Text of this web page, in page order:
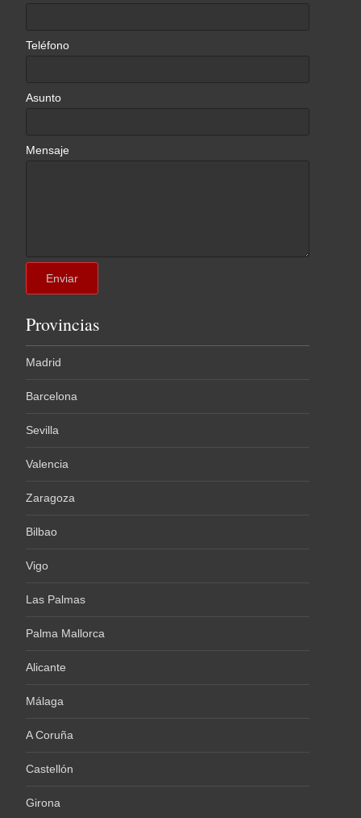
Teléfono
Asunto
Mensaje
Provincias
Madrid
Barcelona
Sevilla
Valencia
Zaragoza
Bilbao
Vigo
Las Palmas
Palma Mallorca
Alicante
Málaga
A Coruña
Castellón
Girona